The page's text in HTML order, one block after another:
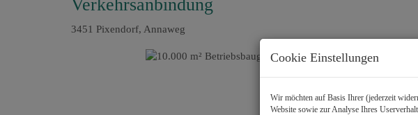
Verkehrsanbindung
3451 Pixendorf, Annaweg
Cookie Einstellungen
Wir möchten auf Basis Ihrer (jederzeit
Website sowie zur Analyse Ihres